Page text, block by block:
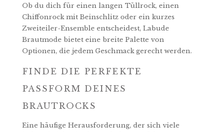
Ob du dich für einen langen Tüllrock, einen
Chiffonrock mit Beinschlitz oder ein kurzes
Zweiteiler-Ensemble entscheidest, Labude
Brautmode bietet eine breite Palette von
Optionen, die jedem Geschmack gerecht werden.
FINDE DIE PERFEKTE
PASSFORM DEINES
BRAUTROCKS
Eine häufige Herausforderung, der sich viele